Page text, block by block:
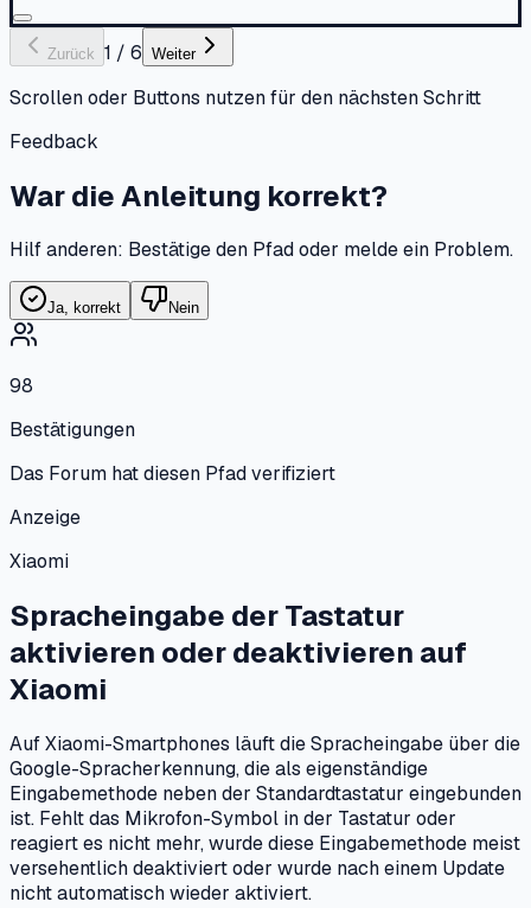
Zurück 1 / 6 Weiter
Scrollen oder Buttons nutzen für den nächsten Schritt
Feedback
War die Anleitung korrekt?
Hilf anderen: Bestätige den Pfad oder melde ein Problem.
Ja, korrekt Nein
98
Bestätigungen
Das Forum hat diesen Pfad verifiziert
Anzeige
Xiaomi
Spracheingabe der Tastatur
aktivieren oder deaktivieren auf
Xiaomi
Auf Xiaomi-Smartphones läuft die Spracheingabe über die
Google-Spracherkennung, die als eigenständige
Eingabemethode neben der Standardtastatur eingebunden
ist. Fehlt das Mikrofon-Symbol in der Tastatur oder
reagiert es nicht mehr, wurde diese Eingabemethode meist
versehentlich deaktiviert oder wurde nach einem Update
nicht automatisch wieder aktiviert.